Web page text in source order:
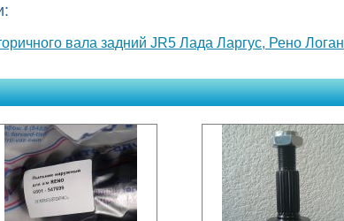
вала задний JR5 Лада Ларгус, Рено Логан